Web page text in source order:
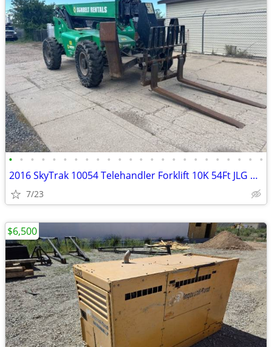
• • • • • • • • • • • • • • • • • • • • • • • •
2016 SkyTrak 10054 Telehandler Forklift 10K 54Ft JLG # 4743
7/23
$6,500